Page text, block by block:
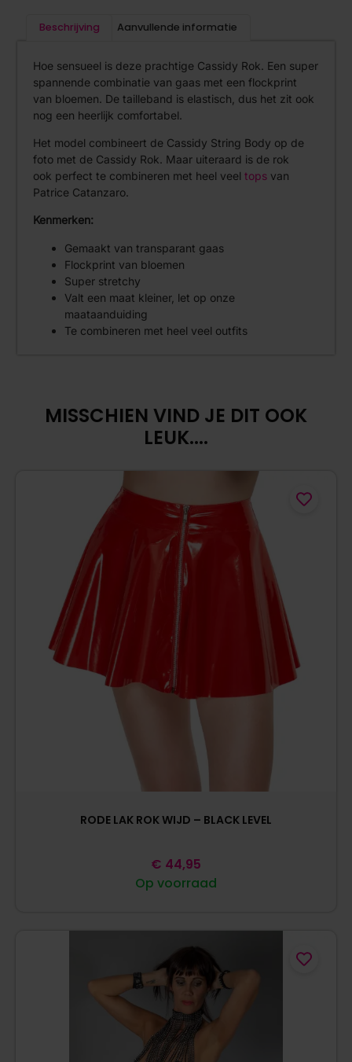
Beschrijving Aanvullende informatie
Hoe sensueel is deze prachtige Cassidy Rok. Een super
spannende combinatie van gaas met een flockprint
van bloemen. De tailleband is elastisch, dus het zit ook
nog een heerlijk comfortabel.
Het model combineert de Cassidy String Body op de
foto met de Cassidy Rok. Maar uiteraard is de rok
ook perfect te combineren met heel veeltops van
Patrice Catanzaro.
Kenmerken:
Gemaakt van transparant gaas
Flockprint van bloemen
Super stretchy
Valt een maat kleiner, let op onze
maataanduiding
Te combineren met heel veel outfits
MISSCHIEN VIND JE DIT OOK
LEUK....
RODE LAK ROK WIJD – BLACK LEVEL
Op voorraad
€ 44,95